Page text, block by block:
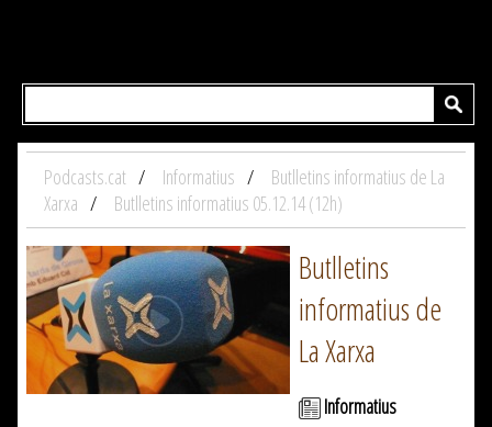
Podcasts.cat Informatius
Butlletins informatius de La
Xarxa
Butlletins informatius 05.12.14 (12h)
Butlletins
informatius de
La Xarxa
Informatius